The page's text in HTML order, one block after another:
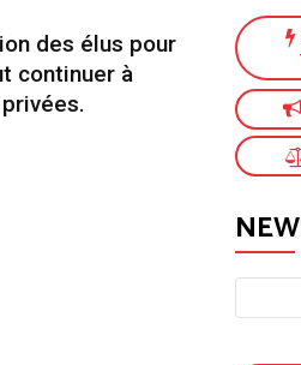
des élus pour
continuer à